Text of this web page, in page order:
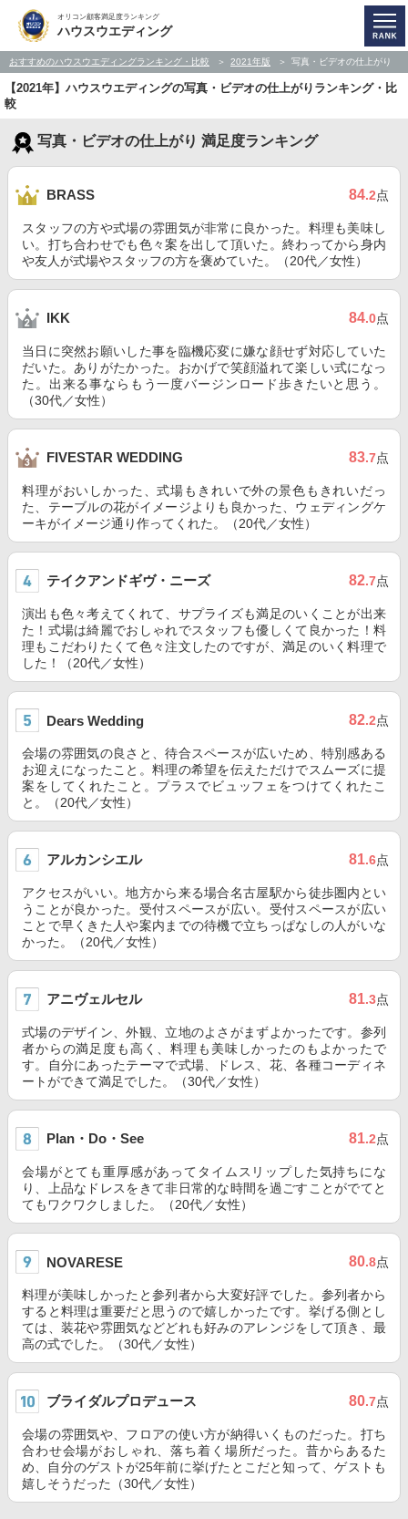
オリコン顧客満足度ランキング
ハウスウエディング
おすすめのハウスウエディングランキング・比較 2021年版 写真・ビデオの仕上がり
【2021年】ハウスウエディングの写真・ビデオの仕上がりランキング・比
較
写真・ビデオの仕上がり 満足度ランキング
BRASS 84.2点
スタッフの方や式場の雰囲気が非常に良かった。料理も美味し
い。打ち合わせでも色々案を出して頂いた。終わってから身内
や友人が式場やスタッフの方を褒めていた。（20代／女性）
IKK 84.0点
当日に突然お願いした事を臨機応変に嫌な顔せず対応していた
だいた。ありがたかった。おかげで笑顔溢れて楽しい式になっ
た。出来る事ならもう一度バージンロード歩きたいと思う。
（30代／女性）
FIVESTAR WEDDING 83.7点
料理がおいしかった、式場もきれいで外の景色もきれいだっ
た、テーブルの花がイメージよりも良かった、ウェディングケ
ーキがイメージ通り作ってくれた。（20代／女性）
テイクアンドギヴ・ニーズ 82.7点
演出も色々考えてくれて、サプライズも満足のいくことが出来
た！式場は綺麗でおしゃれでスタッフも優しくて良かった！料
理もこだわりたくて色々注文したのですが、満足のいく料理で
した！（20代／女性）
Dears Wedding 82.2点
会場の雰囲気の良さと、待合スペースが広いため、特別感ある
お迎えになったこと。料理の希望を伝えただけでスムーズに提
案をしてくれたこと。プラスでビュッフェをつけてくれたこ
と。（20代／女性）
アルカンシエル 81.6点
アクセスがいい。地方から来る場合名古屋駅から徒歩圏内とい
うことが良かった。受付スペースが広い。受付スペースが広い
ことで早くきた人や案内までの待機で立ちっぱなしの人がいな
かった。（20代／女性）
アニヴェルセル 81.3点
式場のデザイン、外観、立地のよさがまずよかったです。参列
者からの満足度も高く、料理も美味しかったのもよかったで
す。自分にあったテーマで式場、ドレス、花、各種コーディネ
ートができて満足でした。（30代／女性）
Plan・Do・See 81.2点
会場がとても重厚感があってタイムスリップした気持ちにな
り、上品なドレスをきて非日常的な時間を過ごすことがでてと
てもワクワクしました。（20代／女性）
NOVARESE 80.8点
料理が美味しかったと参列者から大変好評でした。参列者から
すると料理は重要だと思うので嬉しかったです。挙げる側とし
ては、装花や雰囲気などどれも好みのアレンジをして頂き、最
高の式でした。（30代／女性）
ブライダルプロデュース 80.7点
会場の雰囲気や、フロアの使い方が納得いくものだった。打ち
合わせ会場がおしゃれ、落ち着く場所だった。昔からあるた
め、自分のゲストが25年前に挙げたとこだと知って、ゲストも
嬉しそうだった（30代／女性）